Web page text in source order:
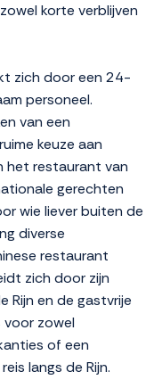
korte verblijven
zich door een 24-
personeel.
van een
keuze aan
het restaurant van
gerechten
wie liever buiten de
diverse
restaurant
zich door zijn
Rijn en de gastvrije
zowel
of een
langs de Rijn.